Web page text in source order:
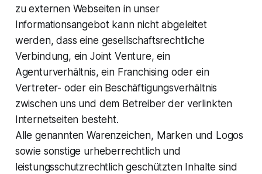
zu externen Webseiten in unser
Informationsangebot kann nicht abgeleitet
werden, dass eine gesellschaftsrechtliche
Verbindung, ein Joint Venture, ein
Agenturverhältnis, ein Franchising oder ein
Vertreter- oder ein Beschäftigungsverhältnis
zwischen uns und dem Betreiber der verlinkten
Internetseiten besteht.
Alle genannten Warenzeichen, Marken und Logos
sowie sonstige urheberrechtlich und
leistungsschutzrechtlich geschützten Inhalte sind